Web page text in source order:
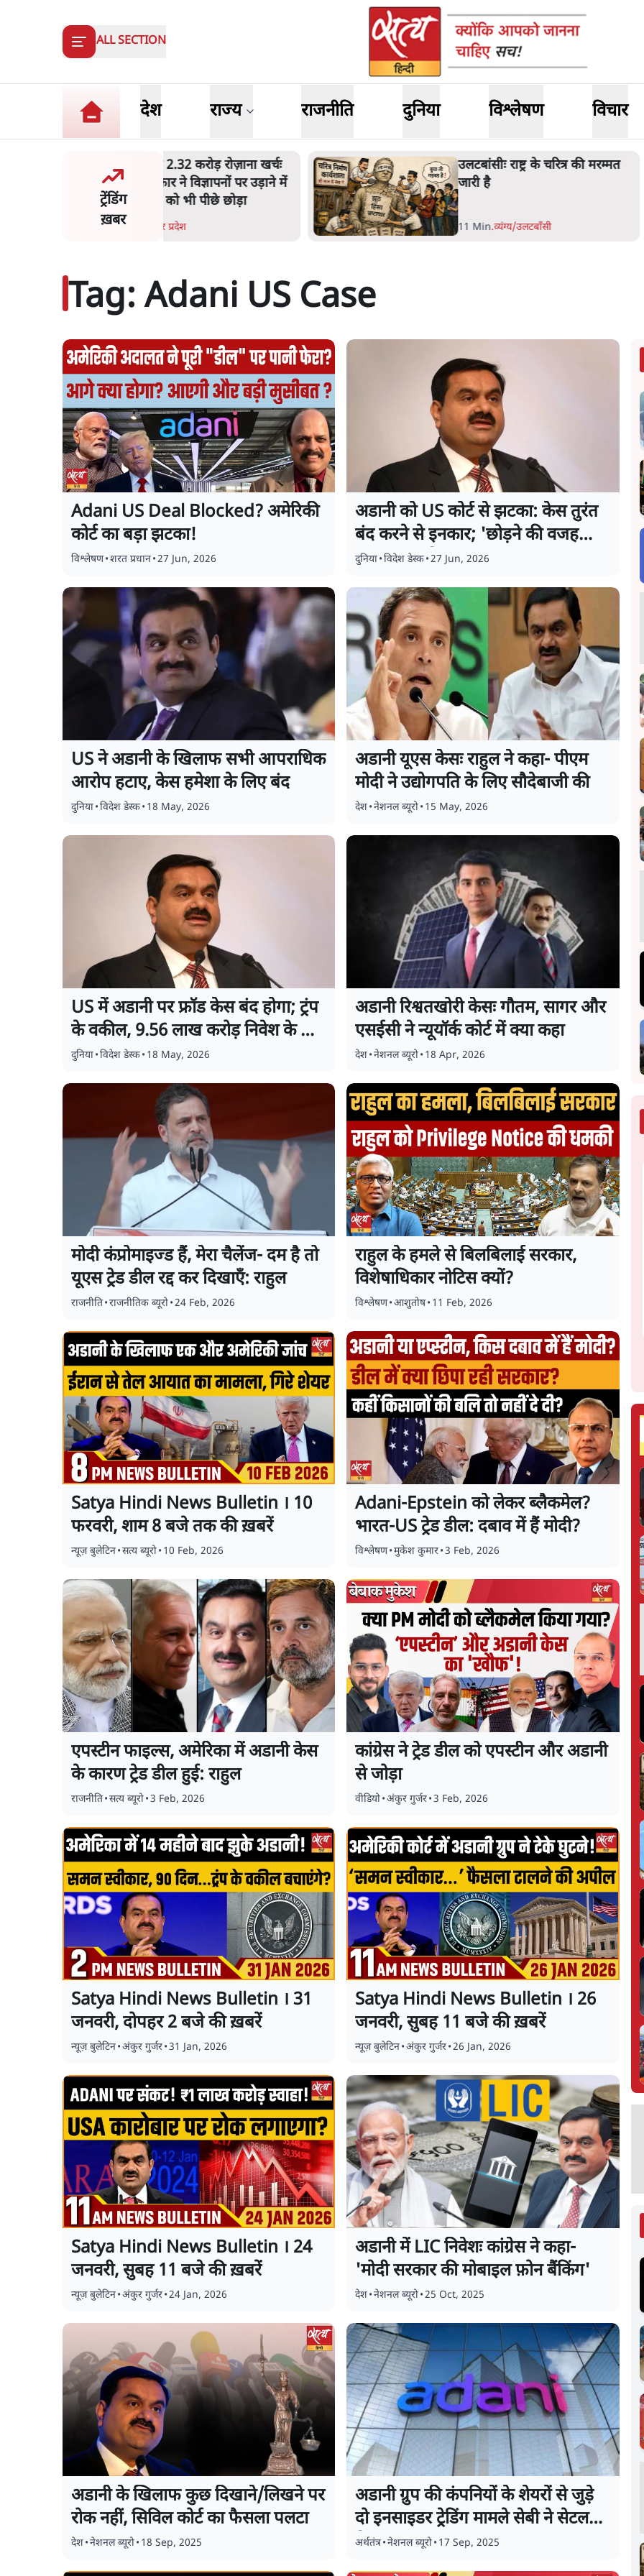
ALL SECTION
देश राज्य राजनीति दुनिया विश्लेषण विचार
ट्रेंडिंग
ख़बर
2.32 करोड़ रोज़ाना खर्चः
ने विज्ञापनों पर उड़ाने में
को भी पीछे छोड़ा
उलटबांसीः राष्ट्र के चरित्र की मरम्मत
जारी है
11 Min.व्यंग्य/उलटबाँसी
Tag:Adani US Case
Adani US Deal Blocked? अमेरिकी
कोर्ट का बड़ा झटका!
विश्लेषण•शरत प्रधान•27 Jun, 2026
अडानी को US कोर्ट से झटका: केस तुरंत
बंद करने से इनकार; 'छोड़ने की वजह
बताए न्याय विभाग'
दुनिया•विदेश डेस्क•27 Jun, 2026
US ने अडानी के खिलाफ सभी आपराधिक
आरोप हटाए, केस हमेशा के लिए बंद
दुनिया•विदेश डेस्क• 18 May, 2026
अडानी यूएस केसः राहुल ने कहा- पीएम
मोदी ने उद्योगपति के लिए सौदेबाजी की
देश•नेशनल ब्यूरो• 15 May, 2026
US में अडानी पर फ्रॉड केस बंद होगा; ट्रंप
के वकील, 9.56 लाख करोड़ निवेश के वादे
का असर!
दुनिया•विदेश डेस्क• 18 May, 2026
अडानी रिश्वतखोरी केसः गौतम, सागर और
एसईसी ने न्यूयॉर्क कोर्ट में क्या कहा
देश•नेशनल ब्यूरो• 18 Apr, 2026
मोदी कंप्रोमाइज्ड हैं, मेरा चैलेंज- दम है तो
यूएस ट्रेड डील रद्द कर दिखाएँ: राहुल
राजनीति•राजनीतिक ब्यूरो•24 Feb, 2026
राहुल के हमले से बिलबिलाई सरकार,
विशेषाधिकार नोटिस क्यों?
विश्लेषण•आशुतोष• 11 Feb, 2026
Satya Hindi News Bulletin । 10
फरवरी, शाम 8 बजे तक की ख़बरें
न्यूज़ बुलेटिन•सत्य ब्यूरो• 10 Feb, 2026
Adani-Epstein को लेकर ब्लैकमेल?
भारत-US ट्रेड डील: दबाव में हैं मोदी?
विश्लेषण•मुकेश कुमार•3 Feb, 2026
एपस्टीन फाइल्स, अमेरिका में अडानी केस
के कारण ट्रेड डील हुई: राहुल
राजनीति•सत्य ब्यूरो•3 Feb, 2026
कांग्रेस ने ट्रेड डील को एपस्टीन और अडानी
से जोड़ा
वीडियो•अंकुर गुर्जर•3 Feb, 2026
Satya Hindi News Bulletin । 31
जनवरी, दोपहर 2 बजे की ख़बरें
न्यूज़ बुलेटिन•अंकुर गुर्जर•31 Jan, 2026
Satya Hindi News Bulletin । 26
जनवरी, सुबह 11 बजे की ख़बरें
न्यूज़ बुलेटिन•अंकुर गुर्जर•26 Jan, 2026
Satya Hindi News Bulletin । 24
जनवरी, सुबह 11 बजे की ख़बरें
न्यूज़ बुलेटिन•अंकुर गुर्जर•24 Jan, 2026
अडानी में LIC निवेशः कांग्रेस ने कहा-
'मोदी सरकार की मोबाइल फ़ोन बैंकिंग'
देश•नेशनल ब्यूरो•25 Oct, 2025
अडानी के खिलाफ कुछ दिखाने/लिखने पर
रोक नहीं, सिविल कोर्ट का फैसला पलटा
देश•नेशनल ब्यूरो• 18 Sep, 2025
अडानी ग्रुप की कंपनियों के शेयरों से जुड़े
दो इनसाइडर ट्रेडिंग मामले सेबी ने सेटल
किए
अर्थतंत्र•नेशनल ब्यूरो• 17 Sep, 2025